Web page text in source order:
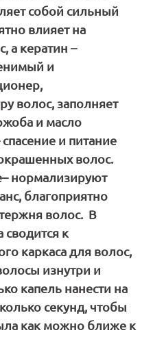
собой сильный
влияет на
а кератин –
и
волос, заполняет
и масло
и питание
волос.
нормализируют
благоприятно
волос. В
сводится к
каркаса для волос,
изнутри и
капель нанести на
секунд, чтобы
как можно ближе к